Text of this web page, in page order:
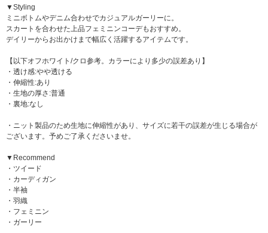
▼Styling
ミニボトムやデニム合わせでカジュアルガーリーに。
スカートを合わせた上品フェミニンコーデもおすすめ。
デイリーからお出かけまで幅広く活躍するアイテムです。
【以下オフホワイト/クロ参考。カラーにより多少の誤差あり】
・透け感:やや透ける
・伸縮性:あり
・生地の厚さ:普通
・裏地:なし
・ニット製品のため生地に伸縮性があり、サイズに若干の誤差が生じる場合が
ございます。予めご了承くださいませ。
▼Recommend
・ツイード
・カーディガン
・半袖
・羽織
・フェミニン
・ガーリー